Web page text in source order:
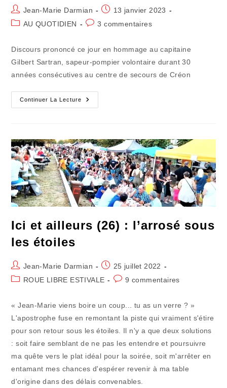
Auteur/autrice
de
Jean-Marie Darmian
Publication
13 janvier 2023
PostAU QUOTIDIEN
Commentaires
publication :
3 commentaires
Discours prononcé ce jour en hommage au capitaine
Gilbert Sartran, sapeur-pompier volontaire durant 30
années consécutives au centre de secours de Créon
Continuer La Lecture
« Tes
Sentiments,
N’avaient
Qu’une
Finalité :
Être
Utile
À
La
Communauté
Et
À
Progrès. »
Ici et ailleurs (26) : l’arrosé sous
les étoiles
Auteur/autrice
de
Jean-Marie Darmian
Publication
publiée :
25 juillet 2022
PostROUE LIBRE ESTIVALE
Commentaires
publication :
9 commentaires
« Jean-Marie viens boire un coup... tu as un verre ? »
L'apostrophe fuse en remontant la piste qui vraiment s'étire
pour son retour sous les étoiles. Il n'y a que deux solutions
: soit faire semblant de ne pas les entendre et poursuivre
ma quête vers le plat idéal pour la soirée, soit m'arrêter en
entamant mes chances d'espérer revenir à ma table
d'origine dans des délais convenables.